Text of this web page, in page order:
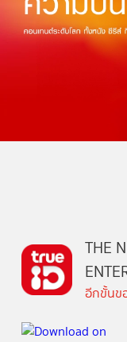
THE
อีกขั้นข